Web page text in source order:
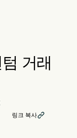
거래
링크 복사